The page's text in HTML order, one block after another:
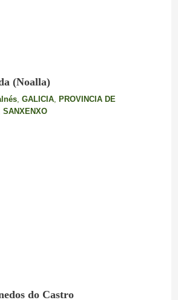
(Noalla)
, GALICIA, PROVINCIA DE
SANXENXO
do Castro